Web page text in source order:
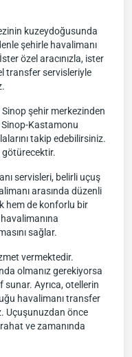
kuzeydoğusunda
şehirle havalimanı
özel aracınızla, ister
transfer servisleriyle
Sinop şehir merkezinden
Kastamonu
takip edebilirsiniz.
götürecektir.
servisleri, belirli uçuş
arasında düzenli
hem de konforlu bir
sağlar.
vermektedir.
olmanız gerekiyorsa
sunar. Ayrıca, otellerin
havalimanı transfer
Uçuşunuzdan önce
ve zamanında